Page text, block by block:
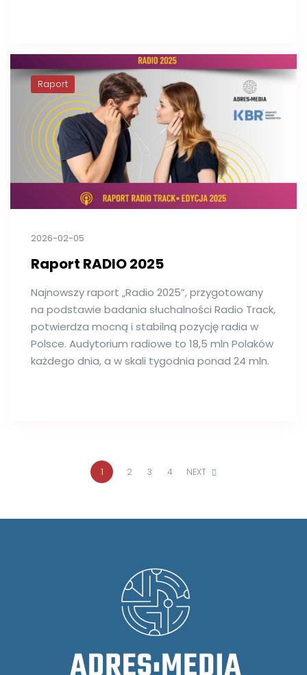
Raport
2026-02-05
Raport RADIO 2025
Najnowszy raport „Radio 2025”, przygotowany
na podstawie badania słuchalności Radio Track,
potwierdza mocną i stabilną pozycję radia w
Polsce. Audytorium radiowe to 18,5 mln Polaków
każdego dnia, a w skali tygodnia ponad 24 mln.
1 2 3 4 NEXT